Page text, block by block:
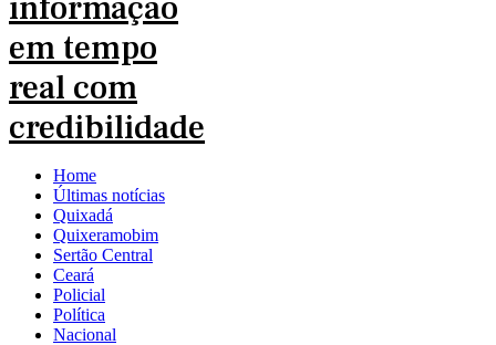
Home
Últimas notícias
Quixadá
Quixeramobim
Sertão Central
Ceará
Policial
Política
Nacional